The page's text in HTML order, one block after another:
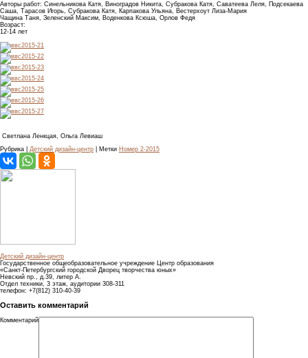
Авторы работ: Синельникова Катя, Виноградов Никита, Субракова Катя, Саватеева Леля, Подсекаева
Саша, Тарасов Игорь, Субракова Катя, Карпакова Ульяна, Вестерхоут Лиза-Мария
Чащина Таня, Зеленский Максим, Воденкова Ксюша, Орлов Федя
Возраст:
12-14 лет
Светлана Ленкцая, Ольга Левиаш
Рубрика | Детский дизайн-центр | Метки Номер 2-2015
Детский дизайн-центр
Государственное общеобразовательное учреждение Центр образования
«Санкт-Петербургский городской Дворец творчества юных»
Невский пр., д.39, литер А.
Отдел техники, 3 этаж, аудитории 308-311
телефон: +7(812) 310-40-39
Оставить комментарий
Комментарий